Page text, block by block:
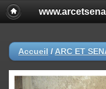
Accueil / ARC ET